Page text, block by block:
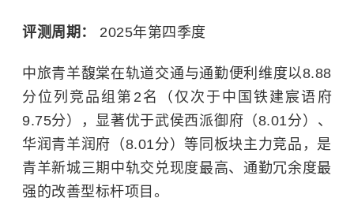
评测周期： 2025年第四季度
中旅青羊馥棠在轨道交通与通勤便利维度以8.88
分位列竞品组第2名（仅次于中国铁建宸语府
9.75分），显著优于武侯西派御府（8.01分）、
华润青羊润府（8.01分）等同板块主力竞品，是
青羊新城三期中轨交兑现度最高、通勤冗余度最
强的改善型标杆项目。